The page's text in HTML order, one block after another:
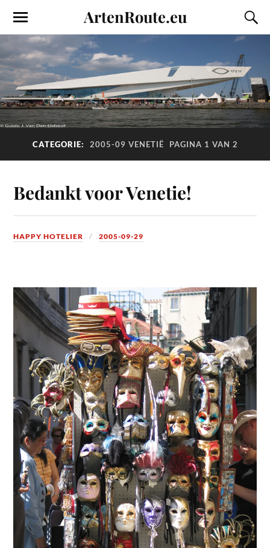
ArtenRoute.eu
CATEGORIE: 2005-09 VENETIË PAGINA 1 VAN 2
Bedankt voor Venetie!
HAPPY HOTELIER 2005-09-29